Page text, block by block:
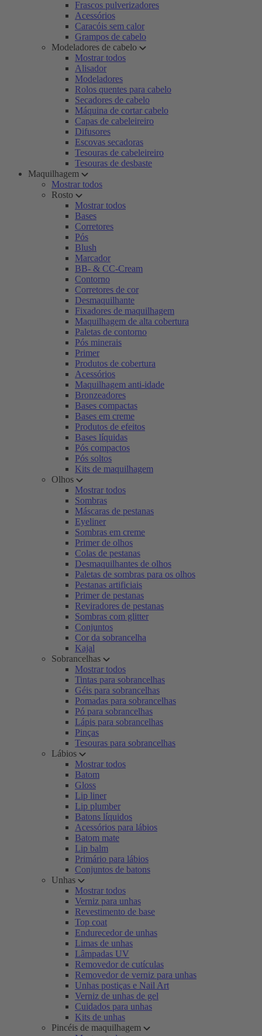
Frascos pulverizadores
Acessórios
Caracóis sem calor
Grampos de cabelo
Modeladores de cabelo
Mostrar todos
Alisador
Modeladores
Rolos quentes para cabelo
Secadores de cabelo
Máquina de cortar cabelo
Capas de cabeleireiro
Difusores
Escovas secadoras
Tesouras de cabeleireiro
Tesouras de desbaste
Maquilhagem
Mostrar todos
Rosto
Mostrar todos
Bases
Corretores
Pós
Blush
Marcador
BB- & CC-Cream
Contorno
Corretores de cor
Desmaquilhante
Fixadores de maquilhagem
Maquilhagem de alta cobertura
Paletas de contorno
Pós minerais
Primer
Produtos de cobertura
Acessórios
Maquilhagem anti-idade
Bronzeadores
Bases compactas
Bases em creme
Produtos de efeitos
Bases líquidas
Pós compactos
Pós soltos
Kits de maquilhagem
Olhos
Mostrar todos
Sombras
Máscaras de pestanas
Eyeliner
Sombras em creme
Primer de olhos
Colas de pestanas
Desmaquilhantes de olhos
Paletas de sombras para os olhos
Pestanas artificiais
Primer de pestanas
Reviradores de pestanas
Sombras com glitter
Conjuntos
Cor da sobrancelha
Kajal
Sobrancelhas
Mostrar todos
Tintas para sobrancelhas
Géis para sobrancelhas
Pomadas para sobrancelhas
Pó para sobrancelhas
Lápis para sobrancelhas
Pinças
Tesouras para sobrancelhas
Lábios
Mostrar todos
Batom
Gloss
Lip liner
Lip plumber
Batons líquidos
Acessórios para lábios
Batom mate
Lip balm
Primário para lábios
Conjuntos de batons
Unhas
Mostrar todos
Verniz para unhas
Revestimento de base
Top coat
Endurecedor de unhas
Limas de unhas
Lâmpadas UV
Removedor de cutículas
Removedor de verniz para unhas
Unhas postiças e Nail Art
Verniz de unhas de gel
Cuidados para unhas
Kits de unhas
Pincéis de maquilhagem